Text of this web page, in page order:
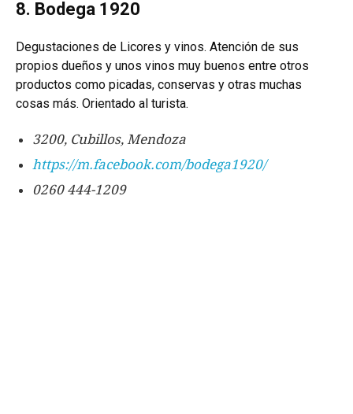
8. Bodega 1920
Degustaciones de Licores y vinos. Atención de sus
propios dueños y unos vinos muy buenos entre otros
productos como picadas, conservas y otras muchas
cosas más. Orientado al turista.
3200, Cubillos, Mendoza
https://m.facebook.com/bodega1920/
0260 444-1209